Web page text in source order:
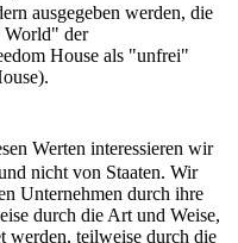
ausgegeben werden, die
World" der
House als "unfrei"
Werten interessieren wir
nicht von Staaten. Wir
Unternehmen durch ihre
durch die Art und Weise,
werden, teilweise durch die